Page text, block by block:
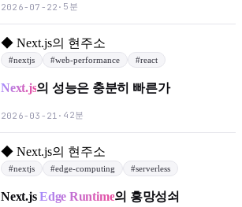
2026-07-22 · 5분
◆ Next.js의 현주소
#nextjs #web-performance #react
Next.js의 성능은 충분히 빠른가
2026-03-21 · 42분
◆ Next.js의 현주소
#nextjs #edge-computing #serverless
Next.jsEdge Runtime의 흥망성쇠